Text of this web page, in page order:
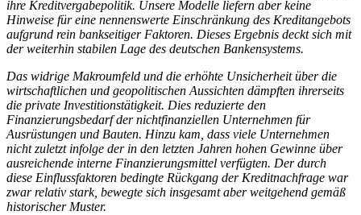
ihre Kreditvergabepolitik. Unsere Modelle liefern aber keine
Hinweise für eine nennenswerte Einschränkung des Kreditangebots
aufgrund rein bankseitiger Faktoren. Dieses Ergebnis deckt sich mit
der weiterhin stabilen Lage des deutschen Bankensystems.
Das widrige Makroumfeld und die erhöhte Unsicherheit über die
wirtschaftlichen und geopolitischen Aussichten dämpften ihrerseits
die private Investitionstätigkeit. Dies reduzierte den
Finanzierungsbedarf der nichtfinanziellen Unternehmen für
Ausrüstungen und Bauten. Hinzu kam, dass viele Unternehmen
nicht zuletzt infolge der in den letzten Jahren hohen Gewinne über
ausreichende interne Finanzierungsmittel verfügten. Der durch
diese Einflussfaktoren bedingte Rückgang der Kreditnachfrage war
zwar relativ stark, bewegte sich insgesamt aber weitgehend gemäß
historischer Muster.